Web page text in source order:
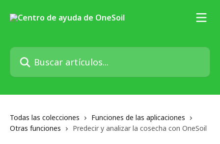
Buscar artículos...
Todas las colecciones
Funciones de las aplicaciones
Otras funciones
Predecir y analizar la cosecha con OneSoil